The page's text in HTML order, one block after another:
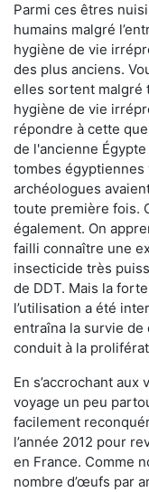
Parmi ces êtres
humains malgré
hygiène de vie
des plus anciens.
elles sortent malgré
hygiène de vie
répondre à cette
de l'ancienne
tombes
archéologues
toute première fois.
également. On
failli connaître une
insecticide très
de DDT. Mais la
l’utilisation a été
entraîna la survie
conduit à la
En s’accrochant
voyage un peu
facilement
l’année 2012 pour
en France. Comme
nombre d’œufs par